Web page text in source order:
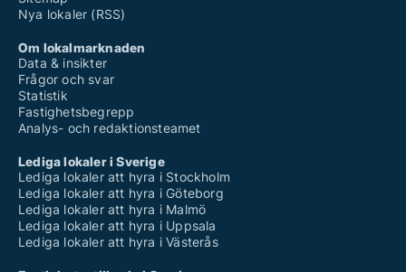
Nya lokaler (RSS)
Om lokalmarknaden
Data & insikter
Frågor och svar
Statistik
Fastighetsbegrepp
Analys- och redaktionsteamet
Lediga lokaler i Sverige
Lediga lokaler att hyra i Stockholm
Lediga lokaler att hyra i Göteborg
Lediga lokaler att hyra i Malmö
Lediga lokaler att hyra i Uppsala
Lediga lokaler att hyra i Västerås